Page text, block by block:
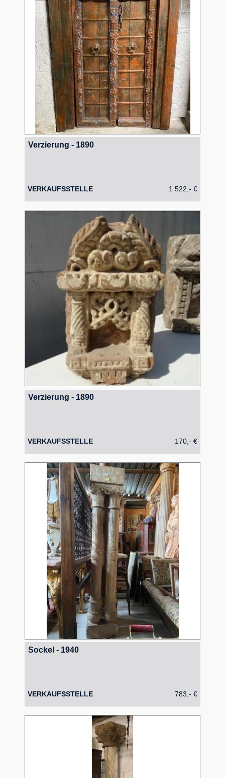
Verzierung - 1890
VERKAUFSSTELLE 1 522,- €
Verzierung - 1890
VERKAUFSSTELLE 170,- €
Sockel - 1940
VERKAUFSSTELLE 783,- €